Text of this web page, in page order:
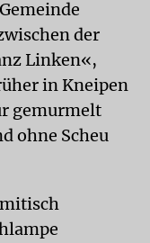
der
Linken«,
in Kneipen
gemurmelt
ohne Scheu